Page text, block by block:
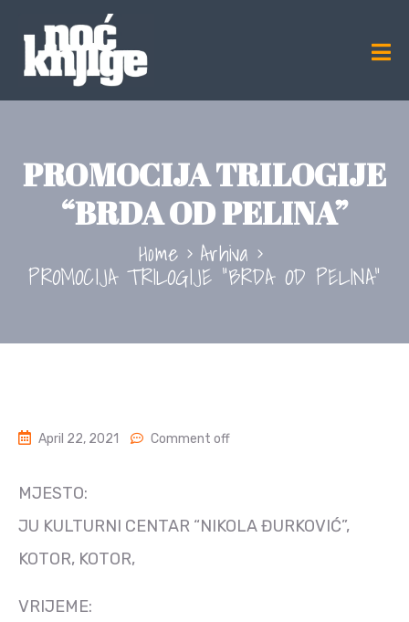
PROMOCIJA TRILOGIJE
“BRDA OD PELINA”
Home Arhiva
PROMOCIJA TRILOGIJE “BRDA OD PELINA”
April 22, 2021 Comment off
MJESTO:
JU KULTURNI CENTAR “NIKOLA ĐURKOVIĆ”,
KOTOR, KOTOR,
VRIJEME: